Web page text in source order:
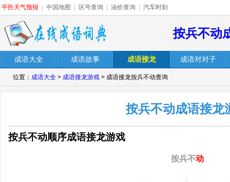
平邑天气预报 中国地图 区号查询 油价查询 汽车时刻
按兵不动
成语大全 成语故事 成语接龙 成语对对子
位置： 成语大全 > 成语接龙游戏 > 成语接龙按兵不动查询
按兵不动成语接龙
按兵不动顺序成语接龙游戏
按兵不动